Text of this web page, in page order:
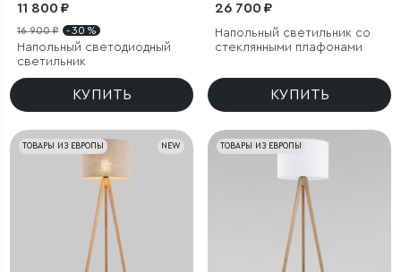
11 800 ₽
16 900 ₽ - 30 %
Напольный светодиодный
светильник
КУПИТЬ
26 700 ₽
Напольный светильник со
стеклянными плафонами
КУПИТЬ
NEW
ТОВАРЫ ИЗ ЕВРОПЫ ТОВАРЫ ИЗ ЕВРОПЫ